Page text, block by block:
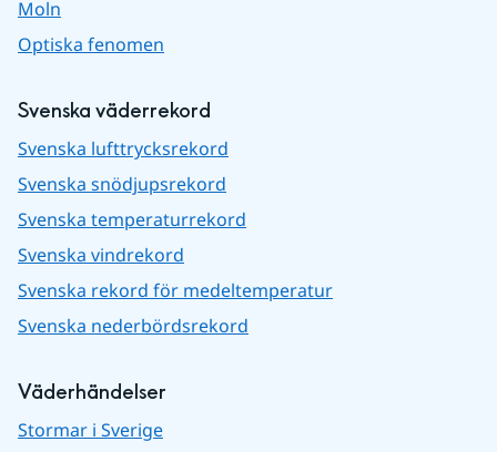
Moln
Optiska fenomen
Svenska väderrekord
Svenska lufttrycksrekord
Svenska snödjupsrekord
Svenska temperaturrekord
Svenska vindrekord
Svenska rekord för medeltemperatur
Svenska nederbördsrekord
Väderhändelser
Stormar i Sverige